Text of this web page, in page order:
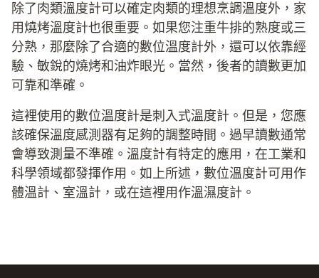
除了肉類溫度計可以確定肉類的理想烹調溫度外，家
用燒烤溫度計也很重要。如果您注重牛排的熟度或三
分熟，那麼除了合適的數位溫度計外，還可以依靠經
驗、敏銳的燒烤和油炸眼光。當然，後者的讀數更加
可靠和準確。
這裡使用的數位溫度計是刺入式溫度計。但是，您應
該確保溫度感測器有足夠的調整時間。過早讀數通常
會導致測量不準確。溫度計有特定的應用，在工業和
科學領域都發揮作用。如上所述，數位溫度計可用作
體溫計、室溫計，或在這裡用作溫濕度計。